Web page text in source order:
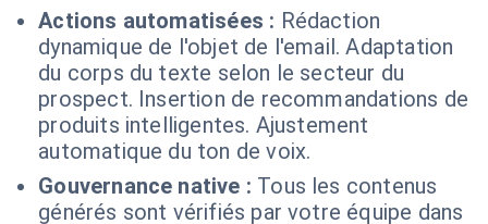
Actions automatisées : Rédaction
dynamique de l'objet de l'email. Adaptation
du corps du texte selon le secteur du
prospect. Insertion de recommandations de
produits intelligentes. Ajustement
automatique du ton de voix.
Gouvernance native : Tous les contenus
générés sont vérifiés par votre équipe dans